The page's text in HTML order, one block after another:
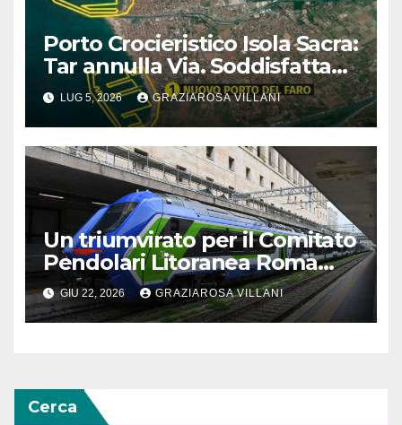
Porto Crocieristico Isola Sacra:
Tar annulla Via. Soddisfatta
Italia Nostra
LUG 5, 2026 GRAZIAROSA VILLANI
Un triumvirato per il Comitato
Pendolari Litoranea Roma
Nord
GIU 22, 2026 GRAZIAROSA VILLANI
Cerca